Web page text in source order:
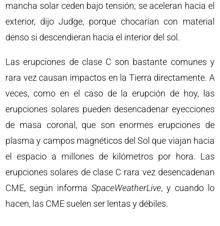
mancha solar ceden bajo tensión; se aceleran hacia el
exterior, dijo Judge, porque chocarían con material
denso si descendieran hacia el interior del sol.
Las erupciones de clase C son bastante comunes y
rara vez causan impactos en la Tierra directamente. A
veces, como en el caso de la erupción de hoy, las
erupciones solares pueden desencadenar eyecciones
de masa coronal, que son enormes erupciones de
plasma y campos magnéticos del Sol que viajan hacia
el espacio a millones de kilómetros por hora. Las
erupciones solares de clase C rara vez desencadenan
CME, según informa SpaceWeatherLive, y cuando lo
hacen, las CME suelen ser lentas y débiles.